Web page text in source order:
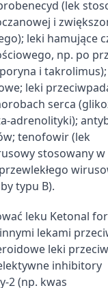
(lek
i
leki hamujące
np. po
i
leki
serca
adrenolityki);
tenofowir (lek
stosowany w
typu B).
leku Ketonal
lekami
leki
inhibitory
2 (np. kwas
celu personalizacji
profili w celu doboru
treści
reklam
treści
dzięki statystyce
z różnych źródeł
usług
danych
danych